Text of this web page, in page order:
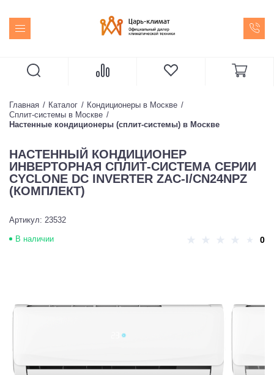
Главная Каталог
Кондиционеры в Москве
Сплит-системы в Москве
Настенные кондиционеры (сплит-системы) в Москве
НАСТЕННЫЙ КОНДИЦИОНЕР
ИНВЕРТОРНАЯ СПЛИТ-СИСТЕМА СЕРИИ
CYCLONE DC INVERTER ZAC-I/CN24NPZ
(КОМПЛЕКТ)
Артикул: 23532
В наличии 0